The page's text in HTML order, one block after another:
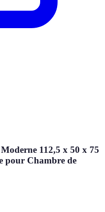
112,5 x 50 x 75
pour Chambre de